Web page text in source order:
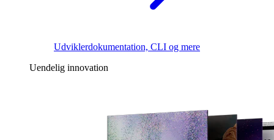
Udviklerdokumentation, CLI og mere
Uendelig innovation